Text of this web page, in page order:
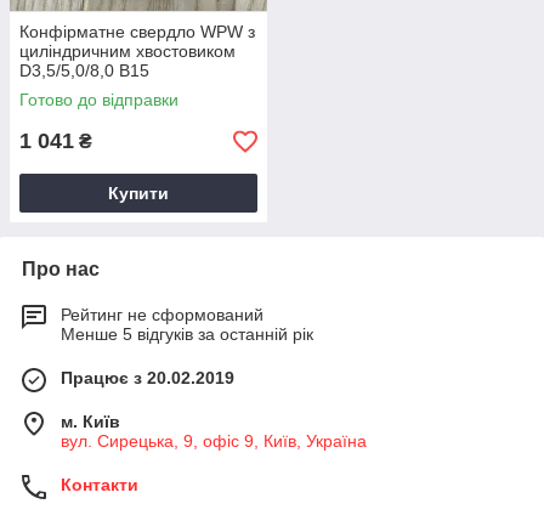
Конфірматне свердло WPW з
циліндричним хвостовиком
D3,5/5,0/8,0 B15
Готово до відправки
1 041 ₴
Купити
Про нас
Рейтинг не сформований
Менше 5 відгуків за останній рік
Працює з 20.02.2019
м. Київ
вул. Сирецька, 9, офіс 9, Київ, Україна
Контакти